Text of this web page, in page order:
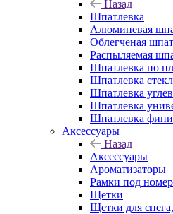
Назад
Шпатлевка
Алюминевая
Облегченая
Распыляемая
Шпатлевка по
Шпатлевка
Шпатлевка
Шпатлевка
Шпатлевка
Аксессуары
Назад
Аксессуары
Ароматизаторы
Рамки под
Щетки
Щетки для